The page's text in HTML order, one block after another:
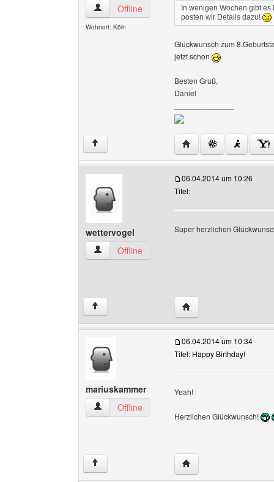
homepage-bekannt-machen Benutzer-Profile
Offline
Wohnort: Köln
In wenigen Wochen gibt
posten wir Details dazu!
Glückwunsch zum
jetzt schon
Besten Gruß,
Daniel
↑ Website dieses
wettervogel
wettervogel Benutzer-Profile anzeigen
Offline
06.04.2014 um 10:26
Titel:
Super herzlichen
↑ Website dieses
mariuskammer
mariuskammer Benutzer-Profile anzeigen
Offline
06.04.2014 um 10:34
Titel: Happy Birthday!
Yeah!
Herzlichen Glückwunsch!
↑ Website dieses